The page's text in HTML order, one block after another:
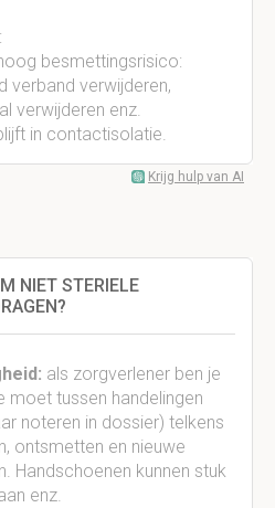
:
besmettingsrisico:
verband verwijderen,
verwijderen enz.
in contactisolatie.
Krijg hulp van AI
NIET STERIELE
: als zorgverlener ben je
moet tussen handelingen
noteren in dossier) telkens
ontsmetten en nieuwe
Handschoenen kunnen stuk
enz.